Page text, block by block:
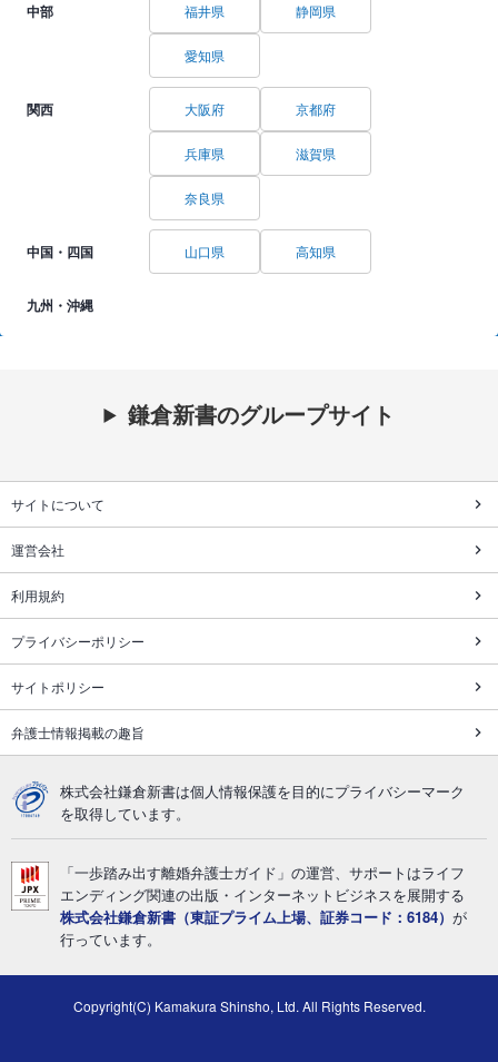
中部 福井県 静岡県
愛知県
関西 大阪府 京都府
兵庫県 滋賀県
奈良県
中国・四国 山口県 高知県
九州・沖縄
鎌倉新書のグループサイト
サイトについて
運営会社
利用規約
プライバシーポリシー
サイトポリシー
弁護士情報掲載の趣旨
株式会社鎌倉新書は個人情報保護を目的にプライバシーマーク
を取得しています。
「一歩踏み出す離婚弁護士ガイド」の運営、サポートはライフ
エンディング関連の出版・インターネットビジネスを展開する
株式会社鎌倉新書（東証プライム上場、証券コード：6184） が
行っています。
Copyright(C) Kamakura Shinsho, Ltd. All Rights Reserved.